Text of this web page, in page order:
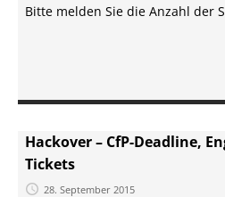
Bitte melden Sie die Anzahl der
Hackover – CfP-Deadline,
Tickets
28. September 2015